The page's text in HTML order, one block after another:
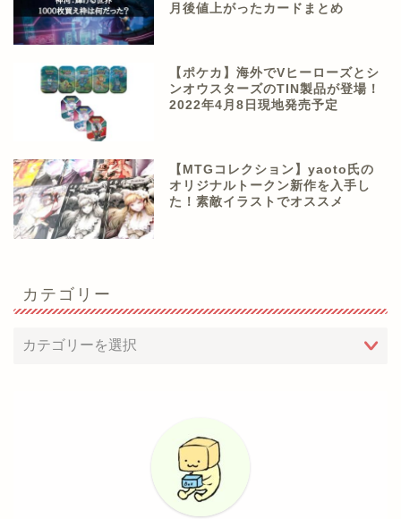
月後値上がったカードまとめ
【ポケカ】海外でVヒーローズとシ
ンオウスターズのTIN製品が登場！
2022年4月8日現地発売予定
【MTGコレクション】yaoto氏の
オリジナルトークン新作を入手し
た！素敵イラストでオススメ
カテゴリー